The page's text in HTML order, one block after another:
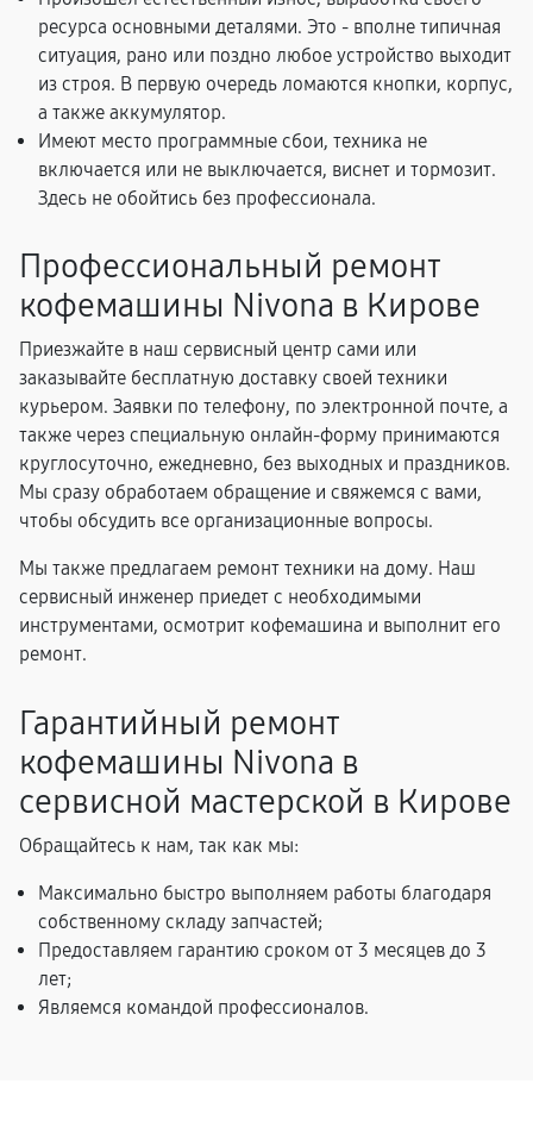
ресурса основными деталями. Это - вполне типичная
ситуация, рано или поздно любое устройство выходит
из строя. В первую очередь ломаются кнопки, корпус,
а также аккумулятор.
Имеют место программные сбои, техника не
включается или не выключается, виснет и тормозит.
Здесь не обойтись без профессионала.
Профессиональный ремонт
кофемашины Nivona в Кирове
Приезжайте в наш сервисный центр сами или
заказывайте бесплатную доставку своей техники
курьером. Заявки по телефону, по электронной почте, а
также через специальную онлайн-форму принимаются
круглосуточно, ежедневно, без выходных и праздников.
Мы сразу обработаем обращение и свяжемся с вами,
чтобы обсудить все организационные вопросы.
Мы также предлагаем ремонт техники на дому. Наш
сервисный инженер приедет с необходимыми
инструментами, осмотрит кофемашина и выполнит его
ремонт.
Гарантийный ремонт
кофемашины Nivona в
сервисной мастерской в Кирове
Обращайтесь к нам, так как мы:
Максимально быстро выполняем работы благодаря
собственному складу запчастей;
Предоставляем гарантию сроком от 3 месяцев до 3
лет;
Являемся командой профессионалов.